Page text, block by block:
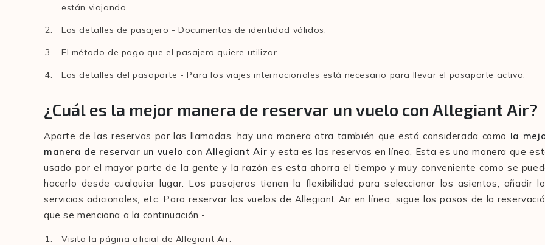
están viajando.
Los detalles de pasajero - Documentos de identidad válidos.
El método de pago que el pasajero quiere utilizar.
Los detalles del pasaporte - Para los viajes internacionales está necesario para llevar el pasaporte activo.
¿Cuál es la mejor manera de reservar un vuelo con Allegiant Air?
Aparte de las reservas por las llamadas, hay una manera otra también que está considerada como la
manera de reservar un vuelo con Allegiant Air y esta es las reservas en línea. Esta es una manera que
usado por el mayor parte de la gente y la razón es esta ahorra el tiempo y muy conveniente como se
hacerlo desde cualquier lugar. Los pasajeros tienen la flexibilidad para seleccionar los asientos, añadir
servicios adicionales, etc. Para reservar los vuelos de Allegiant Air en línea, sigue los pasos de la
que se menciona a la continuación -
Visita la página oficial de Allegiant Air.